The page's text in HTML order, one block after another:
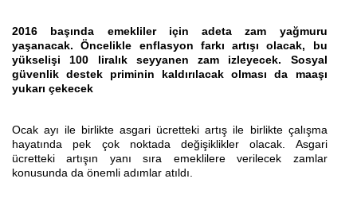
2016 başında emekliler için adeta zam yağmuru
yaşanacak. Öncelikle enflasyon farkı artışı olacak, bu
yükselişi 100 liralık seyyanen zam izleyecek. Sosyal
güvenlik destek priminin kaldırılacak olması da maaşı
yukarı çekecek
Ocak ayı ile birlikte asgari ücretteki artış ile birlikte çalışma
hayatında pek çok noktada değişiklikler olacak. Asgari
ücretteki artışın yanı sıra emeklilere verilecek zamlar
konusunda da önemli adımlar atıldı.